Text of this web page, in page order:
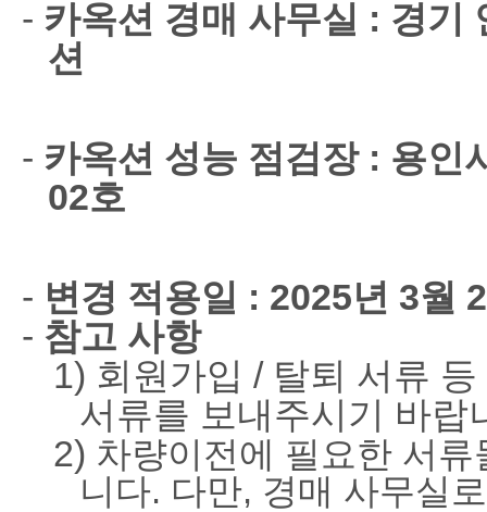
- 카옥션 경매 사무실 : 경기
션
- 카옥션 성능 점검장: 용인
02호
- 변경 적용일 : 2025년 3월
- 참고 사항
1) 회원가입 / 탈퇴 서류
서류를 보내주시기 바랍
2) 차량이전에 필요한 서
니다. 다만, 경매 사무실